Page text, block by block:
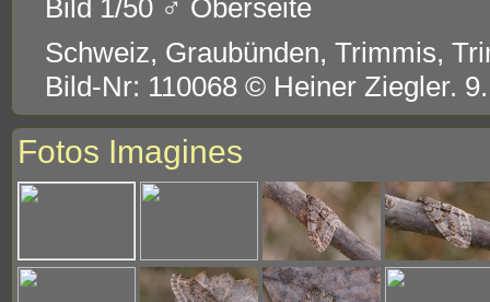
Bild 1/50 ♂ Oberseite
Schweiz, Graubünden, Trimmis,
Bild-Nr: 110068 © Heiner Ziegler.
Fotos Imagines